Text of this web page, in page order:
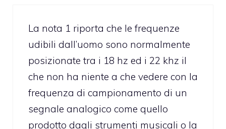
La nota 1 riporta che le frequenze
udibili dall’uomo sono normalmente
posizionate tra i 18 hz ed i 22 khz il
che non ha niente a che vedere con la
frequenza di campionamento di un
segnale analogico come quello
prodotto dagli strumenti musicali o la